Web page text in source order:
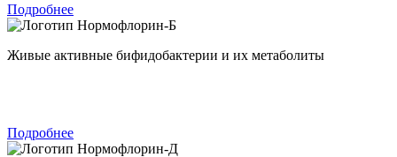
Подробнее
Нормофлорин-Б
Живые активные бифидобактерии и их метаболиты
Подробнее
Нормофлорин-Д